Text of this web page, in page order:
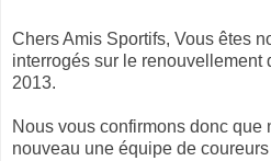
Chers Amis Sportifs, Vous êtes
interrogés sur le renouvellement
2013.
Nous vous confirmons donc que
nouveau une équipe de